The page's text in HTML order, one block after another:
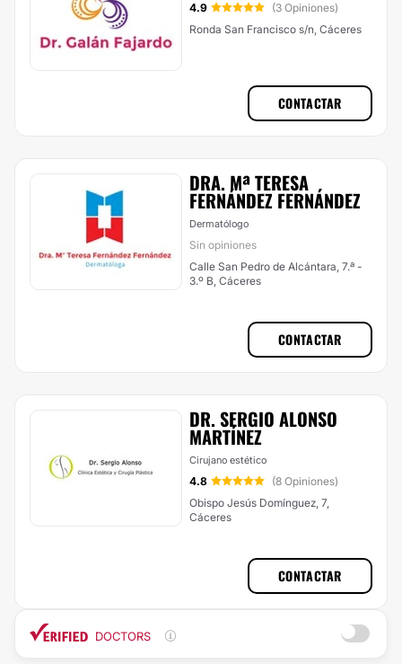
4.9
(3 Opiniones)
Ronda San Francisco s/n, Cáceres
CONTACTAR
DRA. Mª TERESA
FERNÁNDEZ FERNÁNDEZ
Dermatólogo
Sin opiniones
Calle San Pedro de Alcántara, 7.ª -
3.º B, Cáceres
CONTACTAR
DR. SERGIO ALONSO
MARTÍNEZ
Cirujano estético
4.8
(8 Opiniones)
Obispo Jesús Domínguez, 7,
Cáceres
CONTACTAR
DOCTORS